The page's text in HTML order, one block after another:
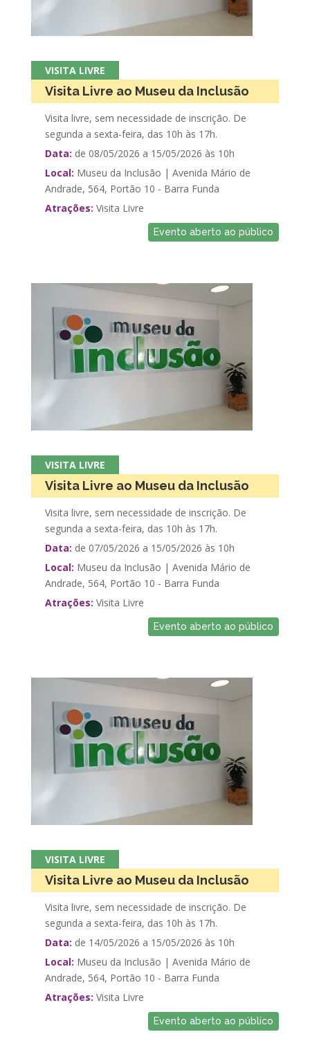
VISITA LIVRE
Visita Livre ao Museu da Inclusão
Visita livre, sem necessidade de inscrição. De
segunda a sexta-feira, das 10h às 17h.
Data: de 08/05/2026 a 15/05/2026 às 10h
Local: Museu da Inclusão | Avenida Mário de
Andrade, 564, Portão 10 - Barra Funda
Atrações: Visita Livre
Evento aberto ao público
VISITA LIVRE
Visita Livre ao Museu da Inclusão
Visita livre, sem necessidade de inscrição. De
segunda a sexta-feira, das 10h às 17h.
Data: de 07/05/2026 a 15/05/2026 às 10h
Local: Museu da Inclusão | Avenida Mário de
Andrade, 564, Portão 10 - Barra Funda
Atrações: Visita Livre
Evento aberto ao público
VISITA LIVRE
Visita Livre ao Museu da Inclusão
Visita livre, sem necessidade de inscrição. De
segunda a sexta-feira, das 10h às 17h.
Data: de 14/05/2026 a 15/05/2026 às 10h
Local: Museu da Inclusão | Avenida Mário de
Andrade, 564, Portão 10 - Barra Funda
Atrações: Visita Livre
Evento aberto ao público